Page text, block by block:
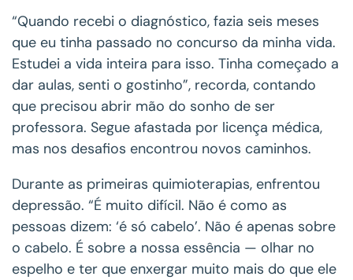
“Quando recebi o diagnóstico, fazia seis meses
que eu tinha passado no concurso da minha vida.
Estudei a vida inteira para isso. Tinha começado a
dar aulas, senti o gostinho”, recorda, contando
que precisou abrir mão do sonho de ser
professora. Segue afastada por licença médica,
mas nos desafios encontrou novos caminhos.
Durante as primeiras quimioterapias, enfrentou
depressão. “É muito difícil. Não é como as
pessoas dizem: ‘é só cabelo’. Não é apenas sobre
o cabelo. É sobre a nossa essência — olhar no
espelho e ter que enxergar muito mais do que ele